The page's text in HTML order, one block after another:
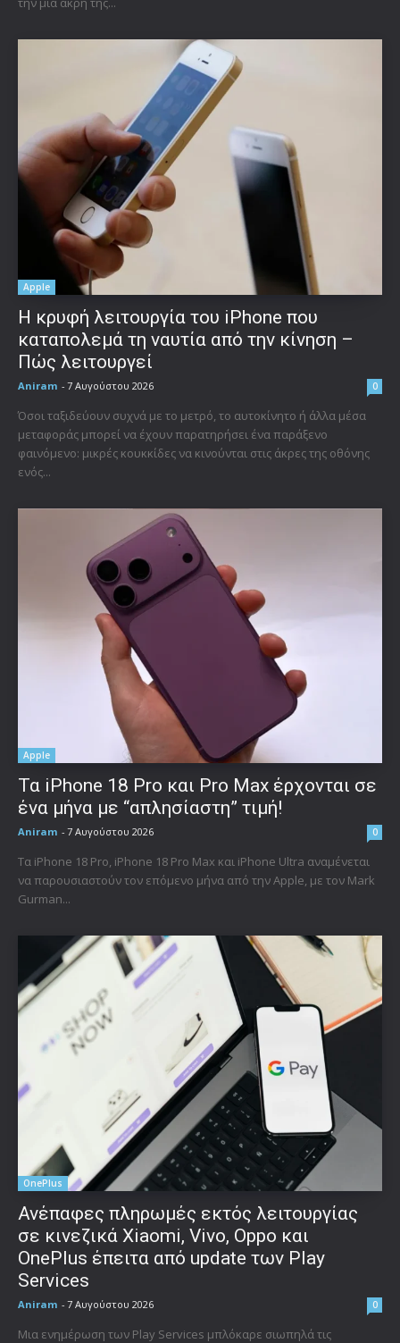
Apple
Η κρυφή λειτουργία του iPhone που
καταπολεμά τη ναυτία από την κίνηση –
Πώς λειτουργεί
Aniram - 7 Αυγούστου 2026 0
Όσοι ταξιδεύουν συχνά με το μετρό, το αυτοκίνητο ή άλλα μέσα
μεταφοράς μπορεί να έχουν παρατηρήσει ένα παράξενο
φαινόμενο: μικρές κουκκίδες να κινούνται στις άκρες της οθόνης
ενός...
Apple
Τα iPhone 18 Pro και Pro Max έρχονται σε
ένα μήνα με “απλησίαστη” τιμή!
Aniram - 7 Αυγούστου 2026 0
Τα iPhone 18 Pro, iPhone 18 Pro Max και iPhone Ultra αναμένεται
να παρουσιαστούν τον επόμενο μήνα από την Apple, με τον Mark
Gurman...
OnePlus
Ανέπαφες πληρωμές εκτός λειτουργίας
σε κινεζικά Xiaomi, Vivo, Oppo και
OnePlus έπειτα από update των Play
Services
Aniram - 7 Αυγούστου 2026 0
Μια ενημέρωση των Play Services μπλόκαρε σιωπηλά τις